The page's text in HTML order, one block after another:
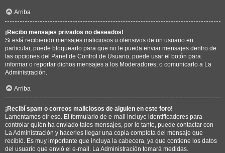
Arriba
¡Recibo mensajes privados no deseados!
Si está recibiendo mensajes maliciosos u ofensivos de un usuario en
particular, puede bloquearlo para que no le pueda enviar mensajes dentro de
las opciones del Panel de Control de Usuario, puede usar el botón para
informar o reportar dichos mensajes a los Moderadores, o comunicarlo a La
Administración.
Arriba
¡Recibí spam o correos maliciosos de alguien en este foro!
Lamentamos oír eso. El formulario de e-mail incluye identificadores para
controlar quién ha enviado tales mensajes, por lo tanto, puede contactar con
La Administración y hacerles llegar una copia completa del mensaje que
recibió. Es muy importante que incluya la cabecera, ya que contiene los datos
del usuario que envió el e-mail. La Administración tomará medidas.